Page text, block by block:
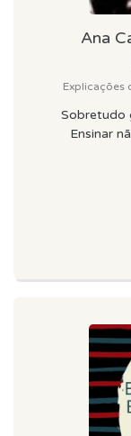
Ana
Explicações
Sobretudo
Ensinar